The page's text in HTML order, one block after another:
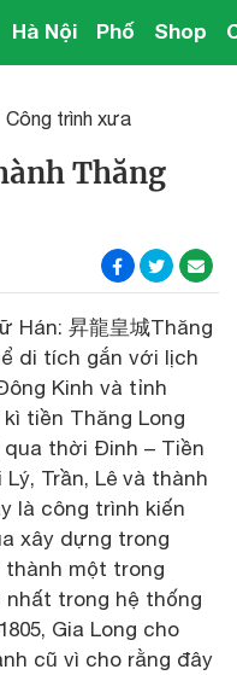
Hà Nội Phố Shop
Công trình xưa
Thăng
Hán: 昇龍皇城Thăng
di tích gắn với lịch
Kinh và tỉnh
tiền Thăng Long
qua thời Đinh – Tiền
Trần, Lê và thành
là công trình kiến
xây dựng trong
một trong
trong hệ thống
Gia Long cho
cũ vì cho rằng đây